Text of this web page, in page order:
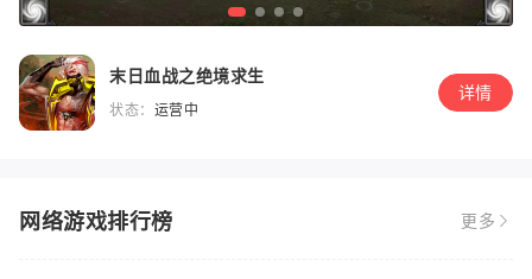
末日血战之绝境求生
状态： 运营中
详情
网络游戏排行榜 更多